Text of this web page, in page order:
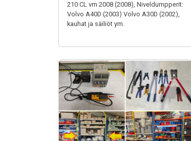
210 CL vm 2008 (2008), Niveldumpperit:
Volvo A40D (2003) Volvo A30D (2002),
kauhat ja säiliöt ym.